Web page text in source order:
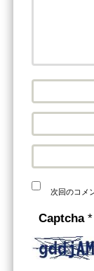
次回のコメ
Captcha *